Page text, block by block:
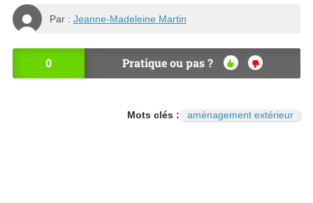
Par : Jeanne-Madeleine Martin
0 Pratique ou pas ?
OU
NO
Mots clés : aménagement extérieur